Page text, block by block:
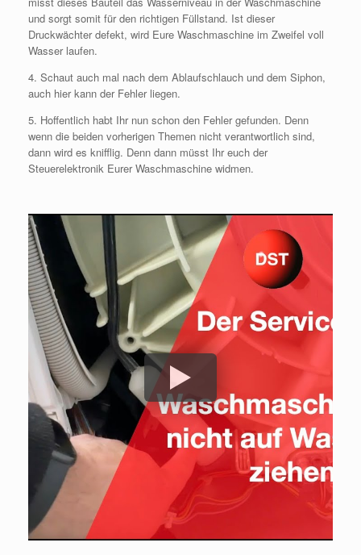
und sorgt somit für den richtigen Füllstand. Ist dieser
Druckwächter defekt, wird Eure Waschmaschine im Zweifel voll
Wasser laufen.
4. Schaut auch mal nach dem Ablaufschlauch und dem Siphon,
auch hier kann der Fehler liegen.
5. Hoffentlich habt Ihr nun schon den Fehler gefunden. Denn
wenn die beiden vorherigen Themen nicht verantwortlich sind,
dann wird es knifflig. Denn dann müsst Ihr euch der
Steuerelektronik Eurer Waschmaschine widmen.